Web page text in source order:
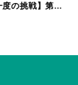
の挑戦】第7
クール 優秀者